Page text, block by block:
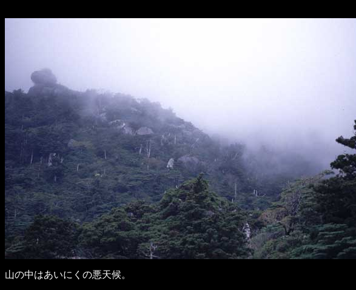
山の中はあいにくの悪天候。